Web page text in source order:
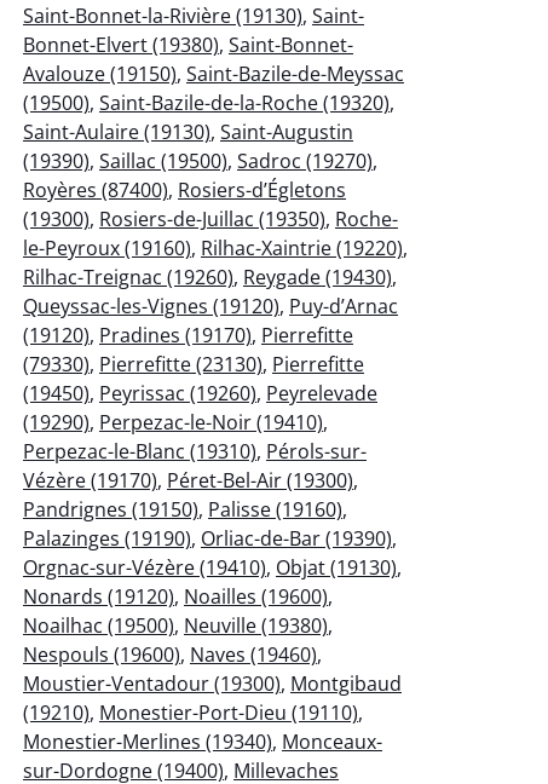
Saint-Bonnet-la-Rivière (19130), Saint-
Bonnet-Elvert (19380), Saint-Bonnet-
Avalouze (19150), Saint-Bazile-de-Meyssac
(19500), Saint-Bazile-de-la-Roche (19320),
Saint-Aulaire (19130), Saint-Augustin
(19390), Saillac (19500), Sadroc (19270),
Royères (87400), Rosiers-d’Égletons
(19300), Rosiers-de-Juillac (19350), Roche-
le-Peyroux (19160), Rilhac-Xaintrie (19220),
Rilhac-Treignac (19260), Reygade (19430),
Queyssac-les-Vignes (19120), Puy-d’Arnac
(19120), Pradines (19170), Pierrefitte
(79330), Pierrefitte (23130), Pierrefitte
(19450), Peyrissac (19260), Peyrelevade
(19290), Perpezac-le-Noir (19410),
Perpezac-le-Blanc (19310), Pérols-sur-
Vézère (19170), Péret-Bel-Air (19300),
Pandrignes (19150), Palisse (19160),
Palazinges (19190), Orliac-de-Bar (19390),
Orgnac-sur-Vézère (19410), Objat (19130),
Nonards (19120), Noailles (19600),
Noailhac (19500), Neuville (19380),
Nespouls (19600), Naves (19460),
Moustier-Ventadour (19300), Montgibaud
(19210), Monestier-Port-Dieu (19110),
Monestier-Merlines (19340), Monceaux-
sur-Dordogne (19400), Millevaches